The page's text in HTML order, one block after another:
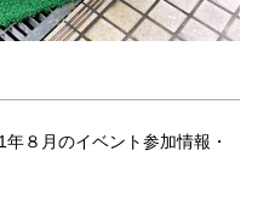
年８月のイベント参加情報・